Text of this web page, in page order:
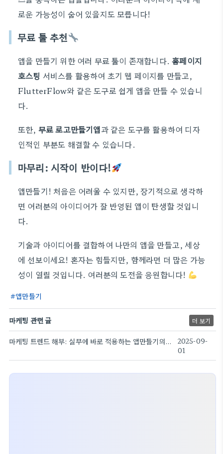
로운 가능성이 숨어 있을지도 모릅니다!
무료 툴 추천
앱을 만들기 위한 여러 무료 툴이 존재합니다.홈페이지
호스팅 서비스를 활용하여 초기 웹 페이지를 만들고,
FlutterFlow와 같은 도구로 쉽게 앱을 만들 수 있습니
다.
또한, 무료 로고만들기앱과 같은 도구를 활용하여 디자
인적인 부분도 해결할 수 있습니다.
마무리: 시작이 반이다!
앱만들기! 처음은 어려울 수 있지만, 장기적으로 생각하
면 여러분의 아이디어가 잘 반영된 앱이 탄생할 것입니
다.
기술과 아이디어를 결합하여 나만의 앱을 만들고, 세상
에 선보이세요! 혼자는 힘들지만, 함께라면 더 많은 가능
성이 열릴 것입니다. 여러분의 도전을 응원합니다!
앱만들기
마케팅 관련 글 더 보기
마케팅 트렌드 해부: 실무에 바로 적용하는 앱만들기의 방향
2025-09-
01